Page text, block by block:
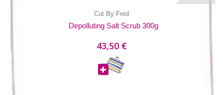
Cut By Fred
Depolluting Salt Scrub 300g
43,50 €